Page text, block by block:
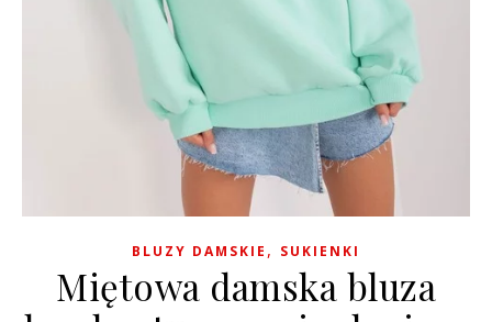
BLUZY DAMSKIE , SUKIENKI
Miętowa damska bluza